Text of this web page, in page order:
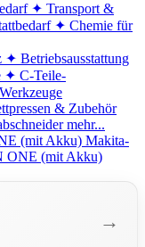
✦ Transport &
✦ Chemie für
✦ Betriebsausstattung
✦ C-Teile-
Werkzeuge
& Zubehör
mehr...
(mit Akku) Makita-
ONE (mit Akku)
→